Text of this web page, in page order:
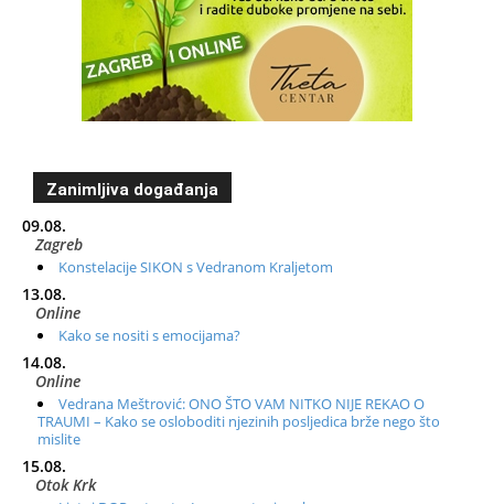
Zanimljiva događanja
09.08.
Zagreb
Konstelacije SIKON s Vedranom Kraljetom
13.08.
Online
Kako se nositi s emocijama?
14.08.
Online
Vedrana Meštrović: ONO ŠTO VAM NITKO NIJE REKAO O
TRAUMI – Kako se osloboditi njezinih posljedica brže nego što
mislite
15.08.
Otok Krk